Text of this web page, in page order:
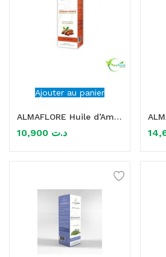
Ajouter au panier
ALMAFLORE Huile d’Amande Douce 50 ml
د.ت